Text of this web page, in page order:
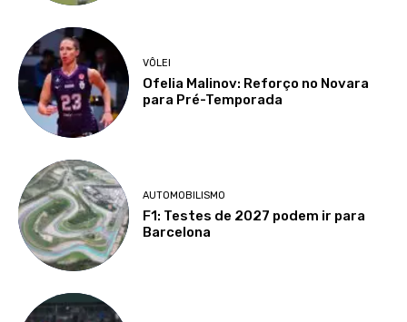
VÔLEI
Ofelia Malinov: Reforço no Novara
para Pré-Temporada
AUTOMOBILISMO
F1: Testes de 2027 podem ir para
Barcelona